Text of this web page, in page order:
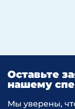
Оставьте
нашему
Мы уверены,